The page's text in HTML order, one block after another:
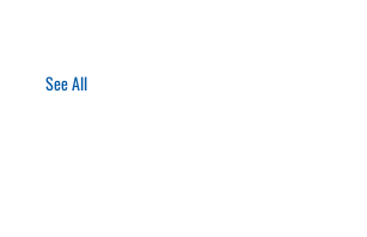
See All